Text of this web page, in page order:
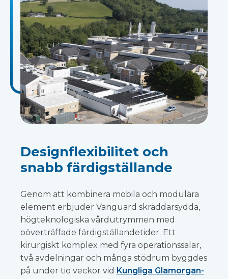
Designflexibilitet och
snabb färdigställande
Genom att kombinera mobila och modulära
element erbjuder Vanguard skräddarsydda,
högteknologiska vårdutrymmen med
oöverträffade färdigställandetider. Ett
kirurgiskt komplex med fyra operationssalar,
två avdelningar och många stödrum byggdes
på under tio veckor vid Kungliga Glamorgan-